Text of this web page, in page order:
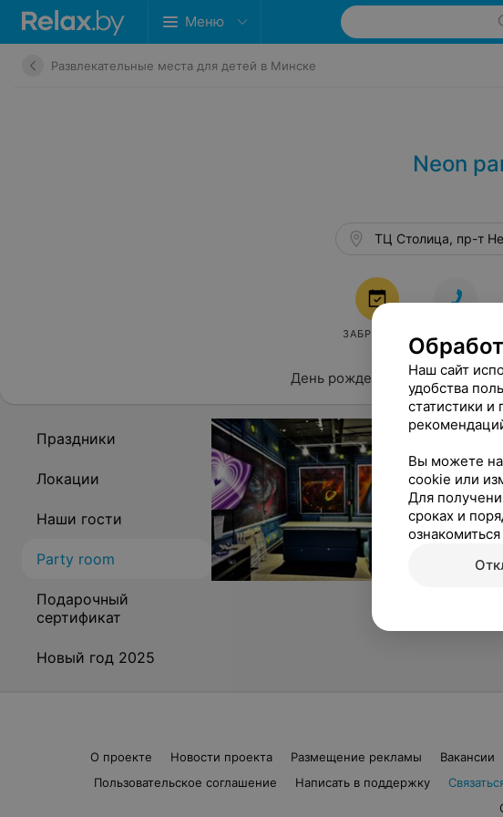
Меню
Развлекательные места для детей в Минске
Neon
День рождения⭐ О нас
ТЦ Столица, пр-т
ЗАБРОНИРОВАТЬ
Праздники
Локации
Наши гости
Party room
Подарочный
сертификат
Новый год 2025
О проекте Новости проекта Размещение рекламы Вакансии
Пользовательское соглашение
Написать в поддержку
Наш сайт
удобства
статистики и
Вы можете
cookie или
Для
сроках и